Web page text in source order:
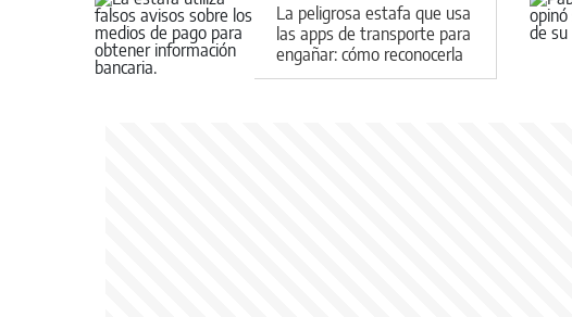
La peligrosa estafa que usa
las apps de transporte para
engañar: cómo reconocerla